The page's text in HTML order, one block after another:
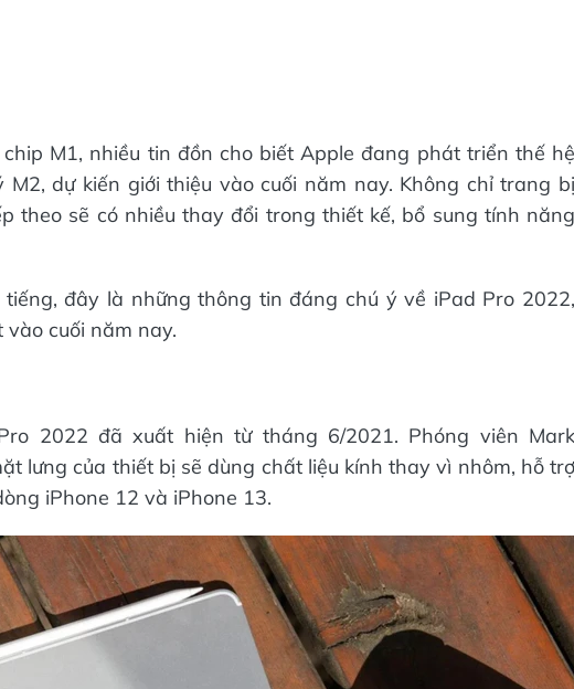
M1, nhiều tin đồn cho biết Apple đang phát triển thế hệ
dự kiến giới thiệu vào cuối năm nay. Không chỉ trang bị
theo sẽ có nhiều thay đổi trong thiết kế, bổ sung tính năng
đây là những thông tin đáng chú ý về iPad Pro 2022,
cuối năm nay.
2022 đã xuất hiện từ tháng 6/2021. Phóng viên Mark
lưng của thiết bị sẽ dùng chất liệu kính thay vì nhôm, hỗ trợ
iPhone 12 và iPhone 13.